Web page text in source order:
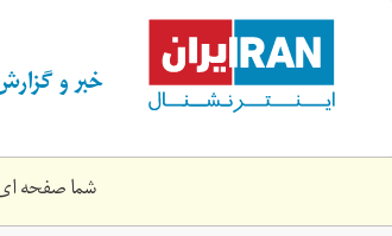
content خبر و
شما صفحه ای